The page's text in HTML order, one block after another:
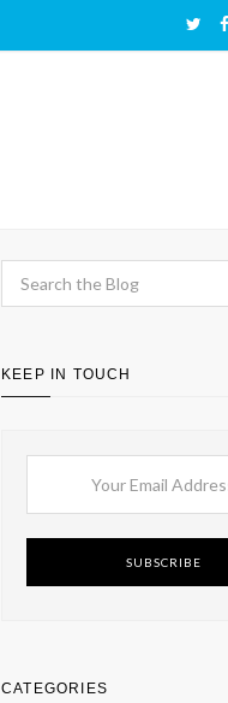
KEEP IN TOUCH
SUBSCRIBE
CATEGORIES